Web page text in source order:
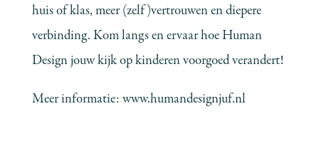
huis of klas, meer (zelf)vertrouwen en diepere
verbinding. Kom langs en ervaar hoe Human
Design jouw kijk op kinderen voorgoed verandert!
Meer informatie:www.humandesignjuf.nl